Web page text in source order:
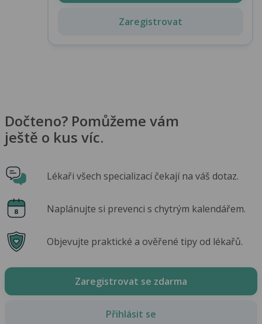
Zaregistrovat
Dočteno? Pomůžeme vám
ještě o kus víc.
Lékaři všech specializací čekají na váš dotaz.
Naplánujte si prevenci s chytrým kalendářem.
Objevujte praktické a ověřené tipy od lékařů.
Zaregistrovat se zdarma
Přihlásit se